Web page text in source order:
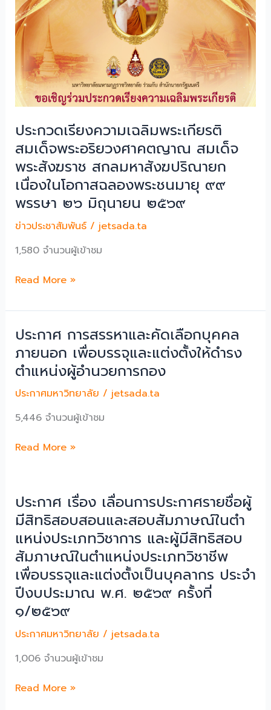
ประกวดเรียงความเฉลิมพระเกียรติ
สมเด็จพระอริยวงศาคตญาณ สมเด็จ
พระสังฆราช สกลมหาสังฆปริณายก
เนื่องในโอกาสฉลองพระชนมายุ ๙๙
พรรษา ๒๖ มิถุนายน ๒๕๖๙
ข่าวประชาสัมพันธ์/ jetsada.ta
1,580 จำนวนผู้เข้าชม
ประกวด
ความ
สมเด็จ
พระ
อริ
ยวง
ศาคต
ญาณ
พระ
สังฆ
ปริณายก
เนื่อง
ใน
โอกาส
ฉลอง
พระ
ชนมายุ
๙๙
๒๖
๒๕๖๙
Read More »
ประกาศ การสรรหาและคัดเลือกบุคคล
ภายนอก เพื่อบรรจุและแต่งตั้งให้ดำรง
ตำแหน่งผู้อำนวยการกอง
ประกาศมหาวิทยาลัย / jetsada.ta
5,446 จำนวนผู้เข้าชม
ประกาศ
คัด
เลือก
บุคคล
ภายนอก
เพื่อ
บรรจุ
และ
แต่ง
ตั้ง
ดำรง
ผู้
Read More »
ประกาศ เรื่อง เลื่อนการประกาศรายชื่อผู้
มีสิทธิสอบสอนและสอบสัมภาษณ์ในตํา
แหน่งประเภทวิชาการ และผู้มีสิทธิสอบ
สัมภาษณ์ในตําแหน่งประเภทวิชาชีพ
เพื่อบรรจุและแต่งตั้งเป็นบุคลากร ประจํา
ปีงบประมาณ พ.ศ. ๒๕๖๙ ครั้งที่
๑/๒๕๖๙
ประกาศมหาวิทยาลัย / jetsada.ta
1,006 จำนวนผู้เข้าชม
ประกาศ
Read More »